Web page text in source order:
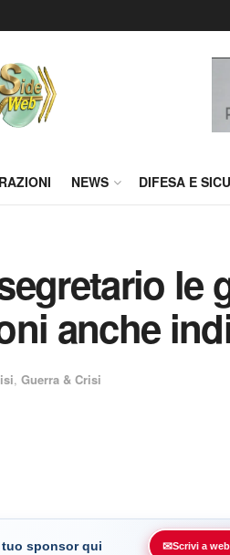
NEWS DIFESA E
le
anche
, Guerra & Crisi
tuo sponsor qui ✉Scrivi a